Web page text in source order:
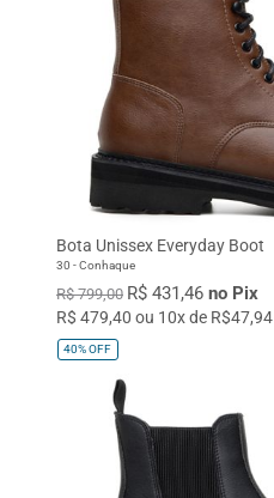
Bota Unissex Everyday Boot
30 - Conhaque
R$ 799,00 R$ 431,46 no Pix
R$ 479,40 ou 10x de R$47,94
40%OFF